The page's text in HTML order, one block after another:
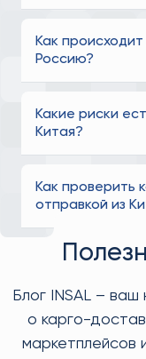
Как
Россию?
Какие риски
Китая?
Как проверить
отправкой из
Блог INSAL –
о карго-
маркетплейсов